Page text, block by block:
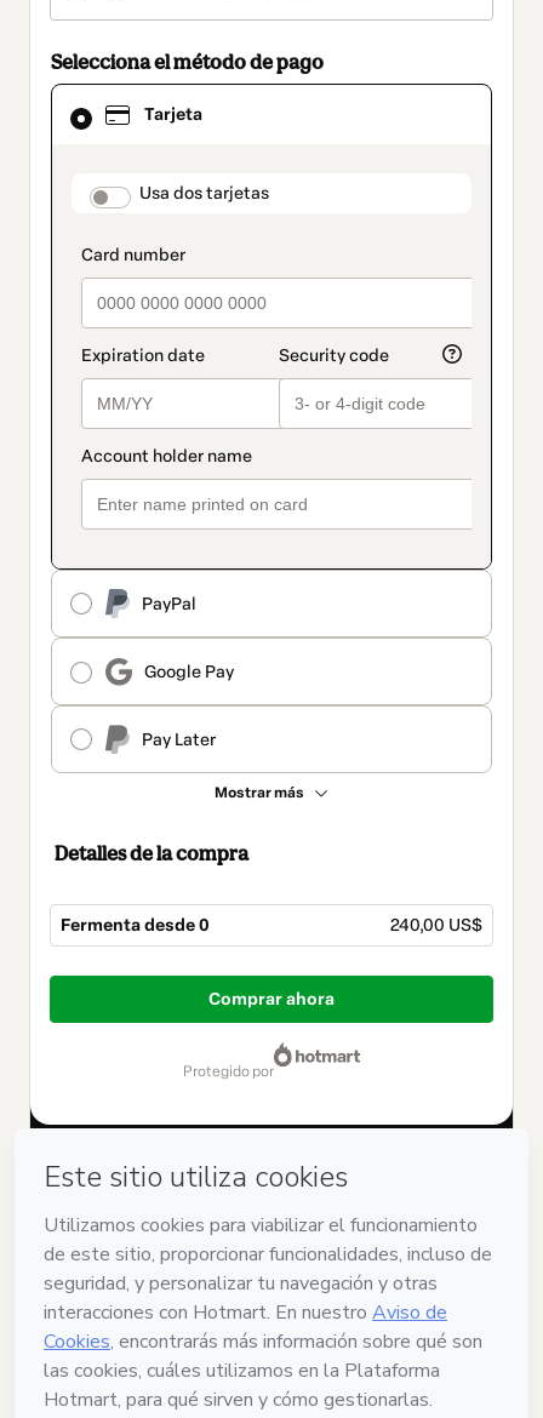
Selecciona el método de pago
Tarjeta
payment_data.section_title_v2
Usa dos tarjetas
PayPal
Google Pay
Pay Later
Mostrar más
El
método
seleccionado
Detalles de la compra
Fermenta desde 0 240,00 US$
Total
240,00 US$
Comprar ahora
protegido por
¿No puedes finalizar la compra? Visita nuestra Central de
Si solicitas ayuda a nuestro Equipo de Soporte, informa el
CKTID-Y95223687H1d3jjzbc1-1786076415656-4984
¿Se completó tu información automáticamente?
Haz clic aquí para saber más.
Al hacer clic en 'Comprar ahora', declaro que (i) entiendo que
Hotmart está procesando este pedido en nombre de
contenido y/o control sobre él; (ii) acepto losTérminos de Uso